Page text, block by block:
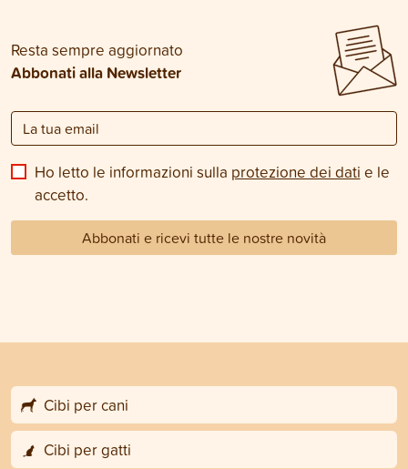
Resta sempre aggiornato
Abbonati alla Newsletter
Ho letto le informazioni sulla protezione dei dati e le
accetto.
Abbonati e ricevi tutte le nostre novità
Cibi per cani
Cibi per gatti